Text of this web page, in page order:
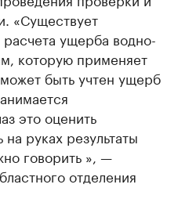
«Существует
ущерба водно-
которую применяет
быть учтен ущерб
это оценить
руках результаты
говорить », —
отделения